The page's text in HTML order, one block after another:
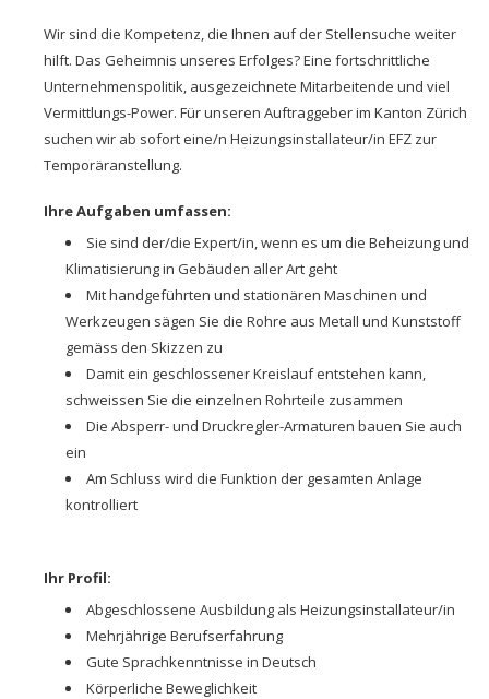
Wir sind die Kompetenz, die Ihnen auf der Stellensuche weiter
hilft. Das Geheimnis unseres Erfolges? Eine fortschrittliche
Unternehmenspolitik, ausgezeichnete Mitarbeitende und viel
Vermittlungs-Power. Für unseren Auftraggeber im Kanton Zürich
suchen wir ab sofort eine/n Heizungsinstallateur/in EFZ zur
Temporäranstellung.
Ihre Aufgaben umfassen:
Sie sind der/die Expert/in, wenn es um die Beheizung und
Klimatisierung in Gebäuden aller Art geht
Mit handgeführten und stationären Maschinen und
Werkzeugen sägen Sie die Rohre aus Metall und Kunststoff
gemäss den Skizzen zu
Damit ein geschlossener Kreislauf entstehen kann,
schweissen Sie die einzelnen Rohrteile zusammen
Die Absperr- und Druckregler-Armaturen bauen Sie auch
ein
Am Schluss wird die Funktion der gesamten Anlage
kontrolliert
Ihr Profil:
Abgeschlossene Ausbildung als Heizungsinstallateur/in
Mehrjährige Berufserfahrung
Gute Sprachkenntnisse in Deutsch
Körperliche Beweglichkeit